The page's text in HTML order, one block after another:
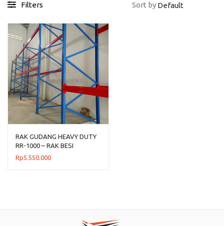
Filters Sort by
RAK GUDANG HEAVY DUTY
RR-1000 – RAK BESI
GUDANG UKURAN BESAR
Rp5.550.000